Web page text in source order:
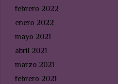
febrero 2022
enero 2022
mayo 2021
abril 2021
marzo 2021
febrero 2021